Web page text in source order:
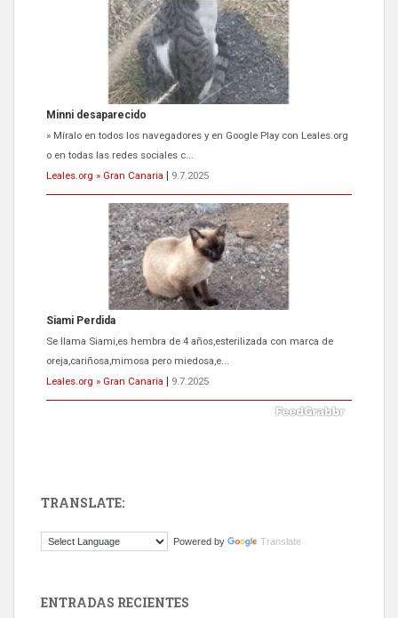
Minni desaparecido
» Míralo en todos los navegadores y en Google Play con Leales.org
o en todas las redes sociales c...
Leales.org » Gran Canaria
9.7.2025
Siami Perdida
Se llama Siami,es hembra de 4 años,esterilizada con marca de
oreja,cariñosa,mimosa pero miedosa,e...
Leales.org » Gran Canaria
9.7.2025
El ayuntamiento se va a llevar a Los Gatos callejeros de la zona los
TRANSLATE:
Powered by Translate
ENTRADAS RECIENTES